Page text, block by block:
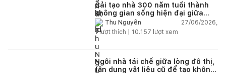
Cải tạo nhà 300 năm tuổi thành
không gian sống hiện đại giữa
thiên nhiên
Thu Nguyễn
27/06/2026,
1lượt thích | 10.157 lượt xem
Ngôi nhà tái chế giữa lòng đô thị,
tận dụng vật liệu cũ để tạo không